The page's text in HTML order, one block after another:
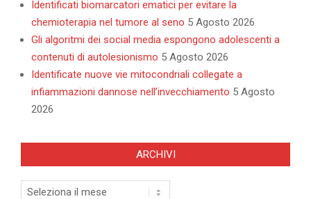
Identificati biomarcatori ematici per evitare la
chemioterapia nel tumore al seno 5 Agosto 2026
Gli algoritmi dei social media espongono adolescenti a
contenuti di autolesionismo 5 Agosto 2026
Identificate nuove vie mitocondriali collegate a
infiammazioni dannose nell’invecchiamento 5 Agosto
2026
ARCHIVI
Archivi